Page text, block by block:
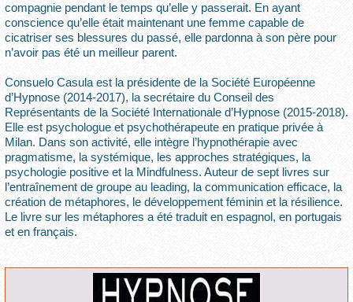
compagnie pendant le temps qu’elle y passerait. En ayant
conscience qu’elle était maintenant une femme capable de
cicatriser ses blessures du passé, elle pardonna à son père pour
n’avoir pas été un meilleur parent.
Consuelo Casula est la présidente de la Société Européenne
d’Hypnose (2014-2017), la secrétaire du Conseil des
Représentants de la Société Internationale d’Hypnose (2015-2018).
Elle est psychologue et psychothérapeute en pratique privée à
Milan. Dans son activité, elle intègre l’hypnothérapie avec
pragmatisme, la systémique, les approches stratégiques, la
psychologie positive et la Mindfulness. Auteur de sept livres sur
l’entraînement de groupe au leading, la communication efficace, la
création de métaphores, le développement féminin et la résilience.
Le livre sur les métaphores a été traduit en espagnol, en portugais
et en français.